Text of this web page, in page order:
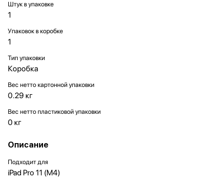
Штук в упаковке
1
Упаковок в коробке
1
Тип упаковки
Коробка
Вес нетто картонной упаковки
0.29 кг
Вес нетто пластиковой упаковки
0 кг
Описание
Подходит для
iPad Pro 11 (M4)